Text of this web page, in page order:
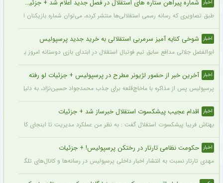
اخبار شماره پیراهن ستاره های استقلال در فصل جدید اعلام شد + جزئیات
طبق تصاویری که رسانه رسمی استقلالی‌ها منتشر کرده، می‌توان شماره بازیکنان این
اخبار شوخی کنایه آمیز سرمربی استقلالی به خرید جدید پرسپولیس
ابوالفضل جلالی مدافع سابق تیم فوتبال استقلال در ابتدای بازی دوستانه امروز با
اخبار آخرین خبر از حضور لژیونر مطرح در پرسپولیس + جزئیات لو رفته
پرسپولیس پس از مذاکره با ماخاچ‌قلعه برای جذب محمدجواد حسین‌نژاد، به دلیل رقم
اخبار اقدام عجیب پیشکسوت استقلال خبرساز شد + جزئیات
بهتاش فریبا پیشکسوت استقلال گفت : به نظر من عملکرد مدیریت تا اینجای کار قابل
اخبار حکومت نظامی تارتار در رختکن پرسپولیس! + جزئیات
مهدی تارتار نسبت به انتشار اخبار داخلی پرسپولیس در رسانه‌ها و کانال‌های تلگرامی